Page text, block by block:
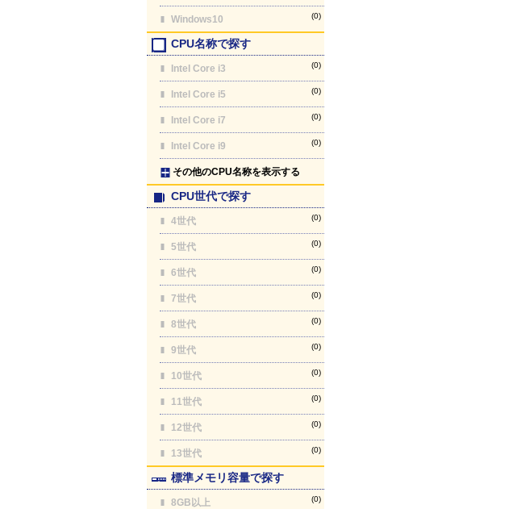
Windows10 (0)
CPU名称で探す
Intel Core i3 (0)
Intel Core i5 (0)
Intel Core i7 (0)
Intel Core i9 (0)
その他のCPU名称を表示する
CPU世代で探す
4世代 (0)
5世代 (0)
6世代 (0)
7世代 (0)
8世代 (0)
9世代 (0)
10世代 (0)
11世代 (0)
12世代 (0)
13世代 (0)
標準メモリ容量で探す
8GB以上 (0)